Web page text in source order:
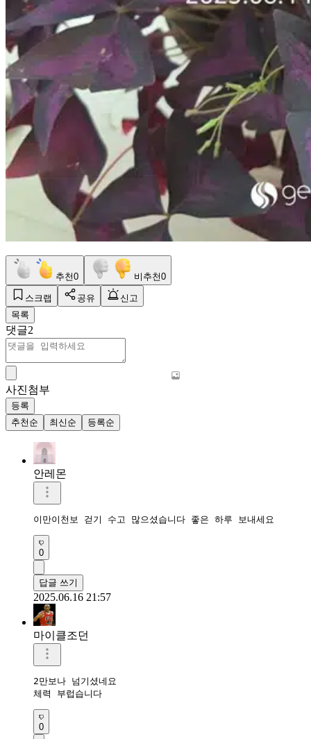
추천0 비추천0
스크랩 공유
신고
목록
댓글2
사진첨부
등록
추천순
최신순 등록순
안레몬
이만이천보 걷기 수고 많으셨습니다 좋은 하루 보내세요
0
답글 쓰기
2025.06.16 21:57
마이클조던
2만보나 넘기셨네요
체력 부럽습니다
0